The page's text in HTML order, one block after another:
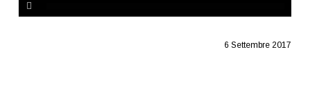
6 Settembre 2017